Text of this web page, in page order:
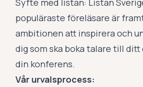
Syfte med listan: Listan
populäraste föreläsare är
ambitionen att inspirera och
dig som ska boka talare till
din konferens.
Vår urvalsprocess: